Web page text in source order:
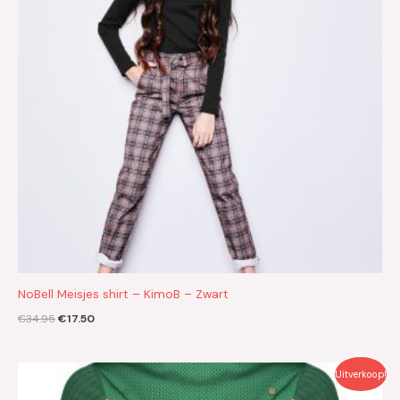
NoBell Meisjes shirt – KimoB – Zwart
€34.95€17.50
Uitverkoop!
Oorspronkelijke
prijs
was:
Huidige
prijs
is: